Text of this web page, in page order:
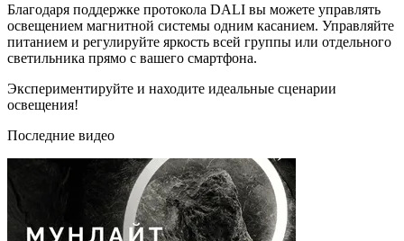
Благодаря поддержке протокола DALI вы можете управлять
освещением магнитной системы одним касанием. Управляйте
питанием и регулируйте яркость всей группы или отдельного
светильника прямо с вашего смартфона.
Экспериментируйте и находите идеальные сценарии
освещения!
Последние видео